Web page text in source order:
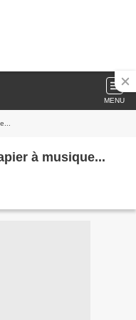
MENU
à musique...